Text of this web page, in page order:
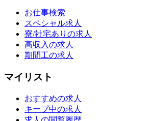
お仕事検索
スペシャル求人
寮/社宅ありの求人
高収入の求人
期間工の求人
マイリスト
おすすめの求人
キープ中の求人